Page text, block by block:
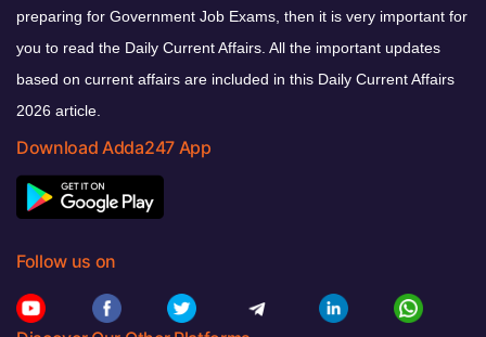
preparing for Government Job Exams, then it is very important for
you to read the Daily Current Affairs. All the important updates
based on current affairs are included in this Daily Current Affairs
2026 article.
Download Adda247 App
Follow us on